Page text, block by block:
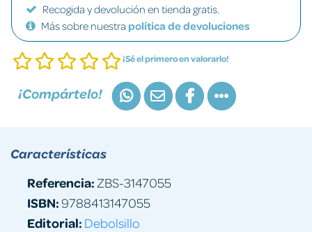
Recogida y devolución en tienda gratis.
Más sobre nuestra política de devoluciones
¡Sé el primero en valorarlo!
¡Compártelo!
Características
Referencia: ZBS-3147055
ISBN:9788413147055
Editorial: Debolsillo